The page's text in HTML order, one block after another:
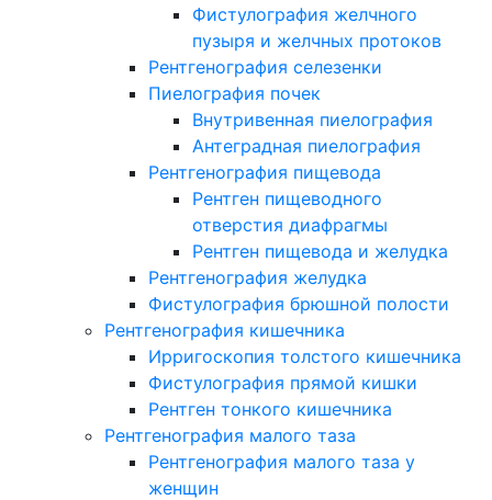
Фистулография желчного
пузыря и желчных протоков
Рентгенография селезенки
Пиелография почек
Внутривенная пиелография
Антеградная пиелография
Рентгенография пищевода
Рентген пищеводного
отверстия диафрагмы
Рентген пищевода и желудка
Рентгенография желудка
Фистулография брюшной полости
Рентгенография кишечника
Ирригоскопия толстого кишечника
Фистулография прямой кишки
Рентген тонкого кишечника
Рентгенография малого таза
Рентгенография малого таза у
женщин